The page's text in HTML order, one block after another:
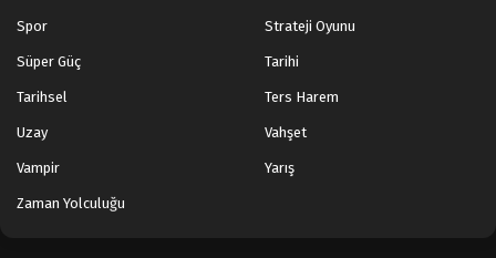
Spor Strateji Oyunu
Süper Güç Tarihi
Tarihsel Ters Harem
Uzay Vahşet
Vampir Yarış
Zaman Yolculuğu